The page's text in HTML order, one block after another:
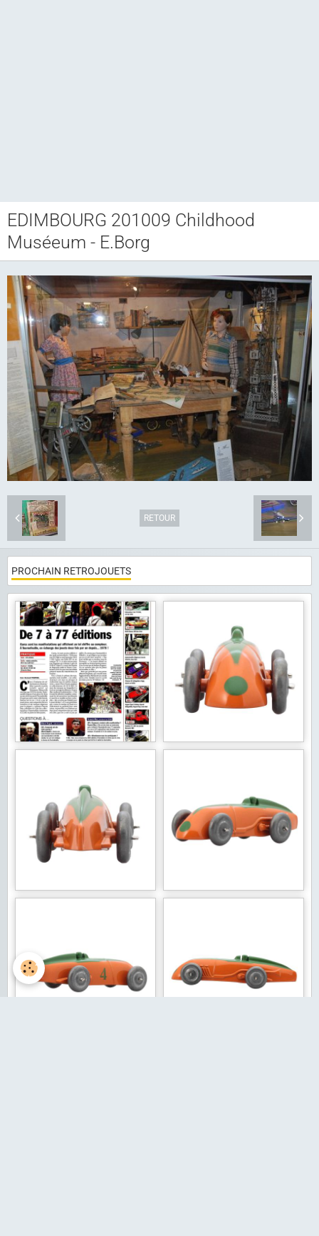
Club CCAM
Bourse RETROJOUETS
Agenda
Articles
Album photo
Liens
Contact
EDIMBOURG 201009 Childhood
Muséeum - E.Borg
RETOUR
PROCHAIN RETROJOUETS